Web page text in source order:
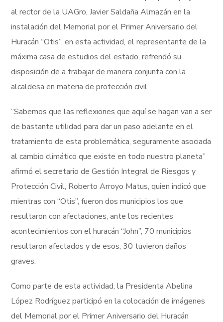
al rector de la UAGro, Javier Saldaña Almazán en la
instalación del Memorial por el Primer Aniversario del
Huracán “Otis”, en esta actividad, el representante de la
máxima casa de estudios del estado, refrendó su
disposición de a trabajar de manera conjunta con la
alcaldesa en materia de protección civil.
“Sabemos que las reflexiones que aquí se hagan van a ser
de bastante utilidad para dar un paso adelante en el
tratamiento de esta problemática, seguramente asociada
al cambio climático que existe en todo nuestro planeta”
afirmó el secretario de Gestión Integral de Riesgos y
Protección Civil, Roberto Arroyo Matus, quien indicó que
mientras con “Otis”, fueron dos municipios los que
resultaron con afectaciones, ante los recientes
acontecimientos con el huracán “John”, 70 municipios
resultaron afectados y de esos, 30 tuvieron daños
graves.
Como parte de esta actividad, la Presidenta Abelina
López Rodríguez participó en la colocación de imágenes
del Memorial por el Primer Aniversario del Huracán